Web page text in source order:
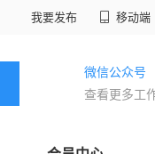
我要发布 移动端
微信公众号
查看更多工